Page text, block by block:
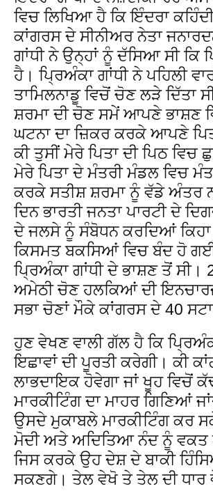
ਵਿਚ ਲਿਖਿਆ ਹੈ ਕਿ ਇੰਦਰਾ
ਕਾਂਗਰਸ ਦੇ ਸੀਨੀਅਰ ਨੇਤਾ
ਗਾਂਧੀ ਨੇ ਉਨ੍ਹਾਂ ਨੂੰ ਦੱਸਿਆ ਸੀ ਕਿ
ਹੈ। ਪ੍ਰਿਅੰਕਾ ਗਾਂਧੀ ਨੇ ਪਹਿਲੀ
ਤਾਮਿਲਨਾਡੂ ਵਿਚੋਂ ਚੋਣ ਲੜੇ
ਸ਼ਰਮਾ ਦੀ ਚੋਣ ਸਮੇਂ ਆਪਣੇ ਭਾਸ਼ਣ
ਘਟਨਾ ਦਾ ਜ਼ਿਕਰ ਕਰਕੇ ਆਪਣੇ
ਕੀ ਤੁਸੀਂ ਮੇਰੇ ਪਿਤਾ ਦੀ ਪਿਠ ਵਿਚ
ਮੇਰੇ ਪਿਤਾ ਦੇ ਮੰਤਰੀ ਮੰਡਲ ਵਿਚ
ਕਰਕੇ ਸਤੀਸ਼ ਸ਼ਰਮਾ ਨੂੰ ਵੱਡੇ ਅੰਤਰ
ਦਿਨ ਭਾਰਤੀ ਜਨਤਾ ਪਾਰਟੀ ਦੇ
ਦੇ ਜਲਸੇ ਨੂੰ ਸੰਬੋਧਨ ਕਰਦਿਆਂ ਕਿਹਾ
ਕਿਸਮਤ ਬਕਸਿਆਂ ਵਿਚ ਬੰਦ ਹੋ ਗਈ
ਪ੍ਰਿਅੰਕਾ ਗਾਂਧੀ ਦੇ ਭਾਸ਼ਣ ਤੋਂ
ਅਮੇਠੀ ਚੋਣ ਹਲਕਿਆਂ ਦੀ
ਸਭਾ ਚੋਣਾਂ ਮੌਕੇ ਕਾਂਗਰਸ ਦੇ 40
ਹੁਣ ਵੇਖਣ ਵਾਲੀ ਗੱਲ ਹੈ ਕਿ
ਇਛਾਵਾਂ ਦੀ ਪੂਰਤੀ ਕਰੇਗੀ। ਕੀ
ਲਾਭਦਾਇਕ ਹੋਵੇਗਾ ਜਾਂ ਖੂਹ ਵਿਚੋਂ
ਮਾਰਕੀਟਿੰਗ ਦਾ ਮਾਹਰ ਗਿਣਿਆਂ
ਉਸਦੇ ਮੁਕਾਬਲੇ ਮਾਰਕੀਟਿੰਗ ਕਰ
ਮੋਦੀ ਅਤੇ ਅਦਿਤਿਆ ਨੰਦ ਨੂੰ ਵਕਤ
ਜਿਸ ਕਰਕੇ ਉਹ ਦੇਸ਼ ਦੇ ਬਾਕੀ
ਸਕਣਗੇ। ਤੇਲ ਵੇਖੋ ਤੇ ਤੇਲ ਦੀ ਧਾਰ